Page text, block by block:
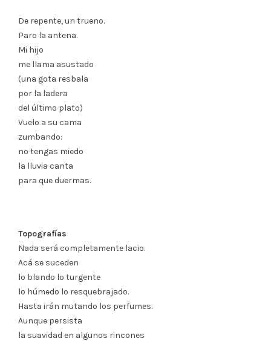
De repente, un trueno.
Paro la antena.
Mi hijo
me llama asustado
(una gota resbala
por la ladera
del último plato)
Vuelo a su cama
zumbando:
no tengas miedo
la lluvia canta
para que duermas.
Topografías
Nada será completamente lacio.
Acá se suceden
lo blando lo turgente
lo húmedo lo resquebrajado.
Hasta irán mutando los perfumes.
Aunque persista
la suavidad en algunos rincones